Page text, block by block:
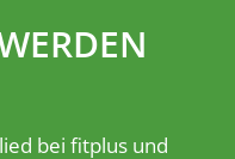
bei fitplus und